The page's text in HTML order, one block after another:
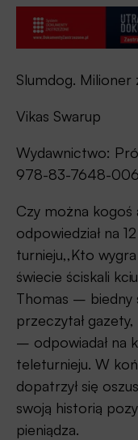
Slumdog. Milioner
Vikas Swarup
Wydawnictwo:
978-83-7648-
Czy można
odpowiedział na
turnieju,,Kto
świecie ściskali
Thomas – biedny
przeczytał gazety,
– odpowiadał na
teleturnieju. W
dopatrzył się
swoją historią
pieniądza.